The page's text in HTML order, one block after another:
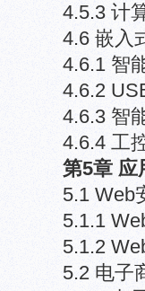
4.5.3 计
4.6 嵌入
4.6.1 智
4.6.2
4.6.3 智
4.6.4 工
第5章 应
5.1 Web
5.1.1
5.1.2
5.2 电子